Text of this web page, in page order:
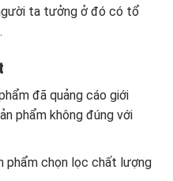
ta tưởng ở đó có tổ
đã quảng cáo giới
phẩm không đúng với
phẩm chọn lọc chất lượng